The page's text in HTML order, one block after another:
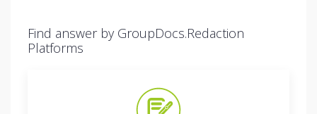
Find answer by GroupDocs.Redaction
Platforms